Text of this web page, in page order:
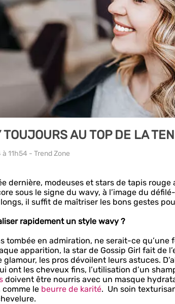
TOUJOURS AU TOP DE LA
à 11h54 - Trend Zone
dernière, modeuses et stars de tapis
sous le signe du wavy, à l’image du
il suffit de maîtriser les bons gestes
rapidement un style wavy ?
tombée en admiration, ne serait-ce
apparition, la star de Gossip Girl fait de
les pros dévoilent leurs astuces.
ont les cheveux fins, l’utilisation d’un
doivent être nourris avec un masque
le beurre de karité. Un soin